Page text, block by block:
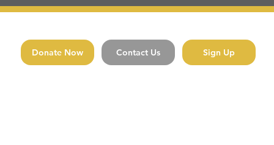
Donate Now Contact Us Sign Up